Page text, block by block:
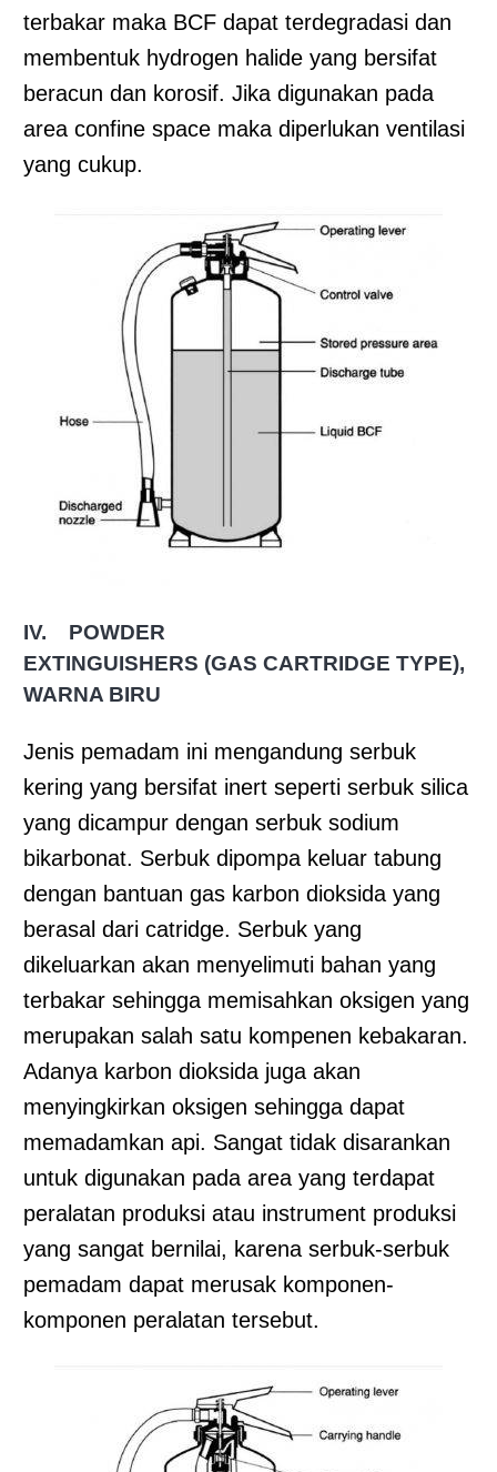
terbakar maka BCF dapat terdegradasi dan
membentuk hydrogen halide yang bersifat
beracun dan korosif. Jika digunakan pada
area confine space maka diperlukan ventilasi
yang cukup.
IV. POWDER
EXTINGUISHERS (GAS CARTRIDGE TYPE),
WARNA BIRU
Jenis pemadam ini mengandung serbuk
kering yang bersifat inert seperti serbuk silica
yang dicampur dengan serbuk sodium
bikarbonat. Serbuk dipompa keluar tabung
dengan bantuan gas karbon dioksida yang
berasal dari catridge. Serbuk yang
dikeluarkan akan menyelimuti bahan yang
terbakar sehingga memisahkan oksigen yang
merupakan salah satu kompenen kebakaran.
Adanya karbon dioksida juga akan
menyingkirkan oksigen sehingga dapat
memadamkan api. Sangat tidak disarankan
untuk digunakan pada area yang terdapat
peralatan produksi atau instrument produksi
yang sangat bernilai, karena serbuk-serbuk
pemadam dapat merusak komponen-
komponen peralatan tersebut.